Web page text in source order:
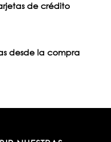
de crédito
desde la compra